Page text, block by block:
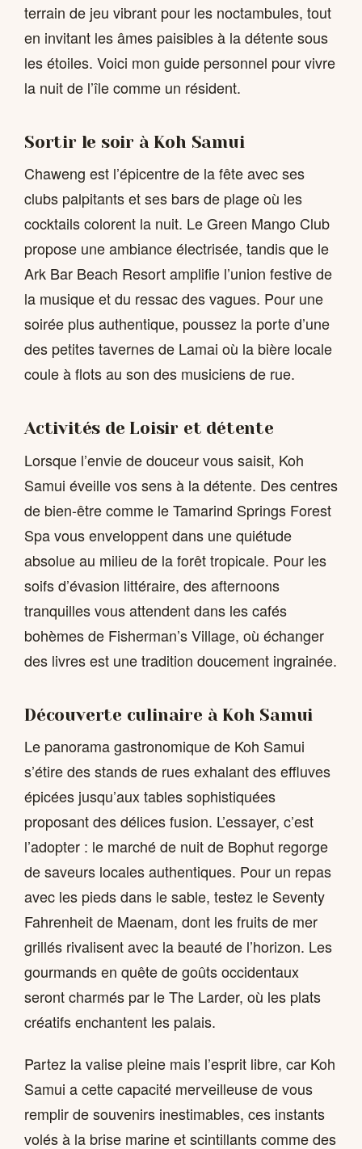
terrain de jeu vibrant pour les noctambules, tout
en invitant les âmes paisibles à la détente sous
les étoiles. Voici mon guide personnel pour vivre
la nuit de l’île comme un résident.
Sortir le soir à Koh Samui
Chaweng est l’épicentre de la fête avec ses
clubs palpitants et ses bars de plage où les
cocktails colorent la nuit. Le Green Mango Club
propose une ambiance électrisée, tandis que le
Ark Bar Beach Resort amplifie l’union festive de
la musique et du ressac des vagues. Pour une
soirée plus authentique, poussez la porte d’une
des petites tavernes de Lamai où la bière locale
coule à flots au son des musiciens de rue.
Activités de Loisir et détente
Lorsque l’envie de douceur vous saisit, Koh
Samui éveille vos sens à la détente. Des centres
de bien-être comme le Tamarind Springs Forest
Spa vous enveloppent dans une quiétude
absolue au milieu de la forêt tropicale. Pour les
soifs d’évasion littéraire, des afternoons
tranquilles vous attendent dans les cafés
bohèmes de Fisherman’s Village, où échanger
des livres est une tradition doucement ingrainée.
Découverte culinaire à Koh Samui
Le panorama gastronomique de Koh Samui
s’étire des stands de rues exhalant des effluves
épicées jusqu’aux tables sophistiquées
proposant des délices fusion. L’essayer, c’est
l’adopter : le marché de nuit de Bophut regorge
de saveurs locales authentiques. Pour un repas
avec les pieds dans le sable, testez le Seventy
Fahrenheit de Maenam, dont les fruits de mer
grillés rivalisent avec la beauté de l’horizon. Les
gourmands en quête de goûts occidentaux
seront charmés par le The Larder, où les plats
créatifs enchantent les palais.
Partez la valise pleine mais l’esprit libre, car Koh
Samui a cette capacité merveilleuse de vous
remplir de souvenirs inestimables, ces instants
volés à la brise marine et scintillants comme des